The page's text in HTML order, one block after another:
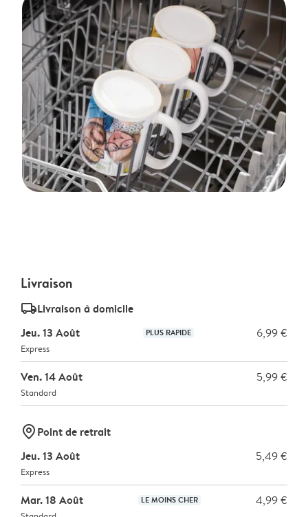
Livraison
delivery_standard_v2Livraison à domicile
Jeu. 13 Août
PLUS RAPIDE 6,99 €
Express
Ven. 14 Août 5,99 €
Standard
marker-pinPoint de retrait
Jeu. 13 Août
5,49 €
Express
Mar. 18 Août LE MOINS CHER 4,99 €